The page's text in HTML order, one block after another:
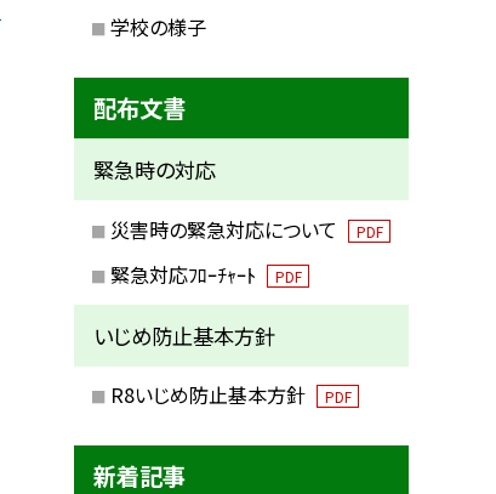
学校の様子
配布文書
緊急時の対応
災害時の緊急対応について PDF
緊急対応ﾌﾛｰﾁｬｰﾄ PDF
いじめ防止基本方針
R8いじめ防止基本方針 PDF
新着記事